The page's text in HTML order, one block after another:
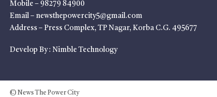
Mobile – 98279 84900
Email – newsthepowercity5@gmail.com
Address – Press Complex, TP Nagar, Korba C.G. 495677
Develop By : Nimble Technology
© News The Power City